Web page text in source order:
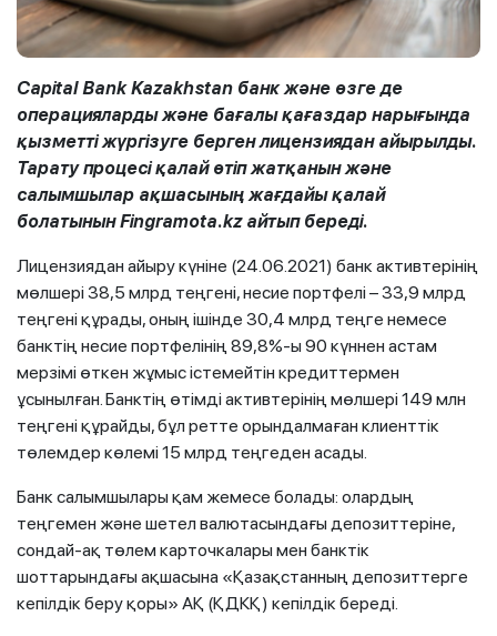
Capital Bank Kazakhstan банк және өзге де
операцияларды және бағалы қағаздар нарығында
қызметті жүргізуге берген лицензиядан айырылды.
Тарату процесі қалай өтіп жатқанын және
салымшылар ақшасының жағдайы қалай
болатынын Fingramota.kz айтып береді.
Лицензиядан айыру күніне (24.06.2021) банк активтерінің
мөлшері 38,5 млрд теңгені, несие портфелі – 33,9 млрд
теңгені құрады, оның ішінде 30,4 млрд теңге немесе
банктің несие портфелінің 89,8%-ы 90 күннен астам
мерзімі өткен жұмыс істемейтін кредиттермен
ұсынылған. Банктің өтімді активтерінің мөлшері 149 млн
теңгені құрайды, бұл ретте орындалмаған клиенттік
төлемдер көлемі 15 млрд теңгеден асады.
Банк салымшылары қам жемесе болады: олардың
теңгемен және шетел валютасындағы депозиттеріне,
сондай-ақ төлем карточкалары мен банктік
шоттарындағы ақшасына «Қазақстанның депозиттерге
кепілдік беру қоры» АҚ (ҚДКҚ) кепілдік береді.